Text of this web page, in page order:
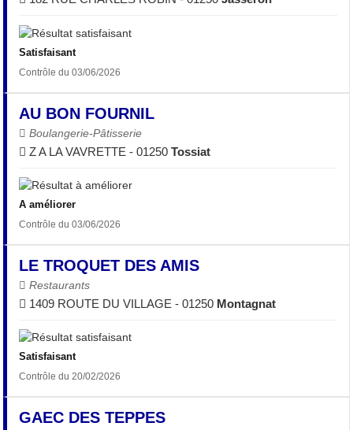
Satisfaisant
Contrôle du 03/06/2026
AU BON FOURNIL
Boulangerie-Pâtisserie
Z A LA VAVRETTE - 01250Tossiat
A améliorer
Contrôle du 03/06/2026
LE TROQUET DES AMIS
Restaurants
1409 ROUTE DU VILLAGE - 01250 Montagnat
Satisfaisant
Contrôle du 20/02/2026
GAEC DES TEPPES